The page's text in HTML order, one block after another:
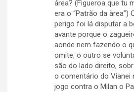
área? (Figueroa que tu
era o “Patrão da àrea”)
perigo foi lá disputar a
avante porque o
aonde nem fazendo o
omite, o outro se
são do lado direito,
o comentário do Vianei
jogo contra o Milan o